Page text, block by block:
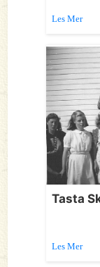
Les Mer
Tasta
Les Mer